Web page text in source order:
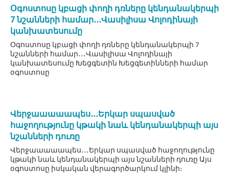
Օգոստոսը կբացի փողի դռները կենդանակերպի
7 նշանների համար․․․Վասիլիսա Վոլոդինայի
կանխատեսումը
Օգոստոսը կբացի փողի դռները կենդանակերպի 7
նշանների համար․․․Վասիլիսա Վոլոդինայի
կանխատեսումը Խեցգետին Խեցգետինների համար
օգոստոսը
Վերջաաաաապես․․․Երկար սպասված
հաջողությունը կթակի նաև կենդանակերպի այս
նշանների դուռը
Վերջաաաաապես․․․Երկար սպասված հաջողությունը
կթակի նաև կենդանակերպի այս նշանների դուռը Այս
օգոստոսը իսկական վերագործարկում կլինի։